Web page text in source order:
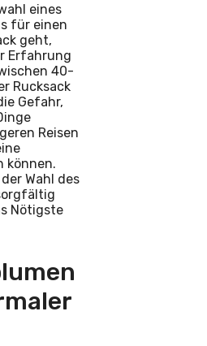
eines
für einen
geht,
Erfahrung
40-
Rucksack
Gefahr,
Reisen
können.
Wahl des
Nötigste